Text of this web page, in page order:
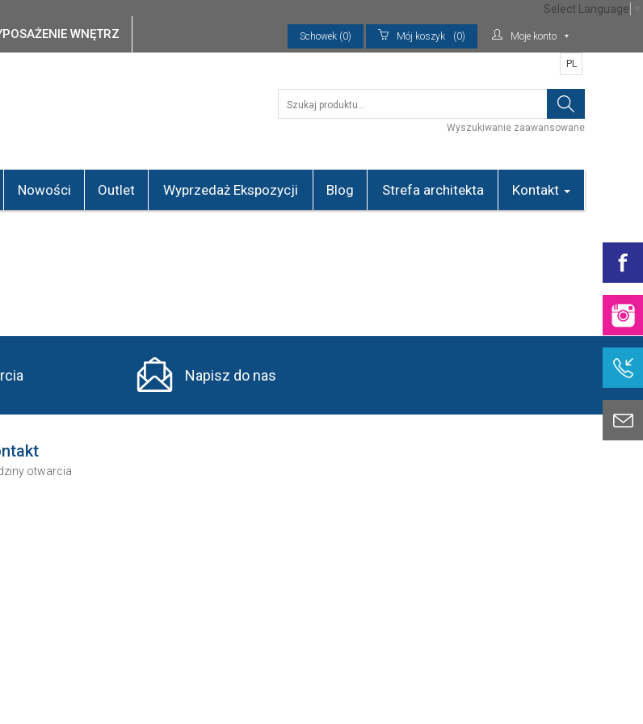
WNĘTRZ Schowek (0) Mój koszyk (0) Moje konto
Wyszukiwanie zaawansowane
PL
Nowości Outlet Wyprzedaż Ekspozycji Blog Strefa architekta Kontakt
Napisz do nas
otwarcia
Select Language